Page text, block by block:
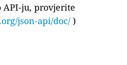
API-ju, provjerite
json-api/doc/ )